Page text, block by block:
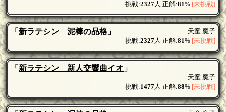
挑戦:2327人 正解:81% [未挑戦]
「新ラテシン 泥棒の品格」
天童 魔子
挑戦:2327人 正解:81% [未挑戦]
「新ラテシン 新人交響曲イオ 」
天童 魔子
挑戦:1477人 正解:88% [未挑戦]